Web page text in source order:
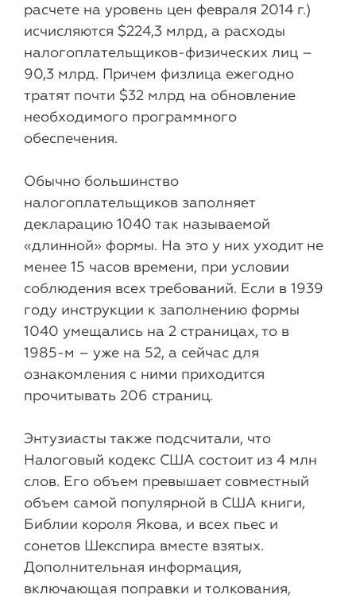
расчете на уровень цен февраля 2014 г.)
исчисляются $224,3 млрд, а расходы
налогоплательщиков-физических лиц –
90,3 млрд. Причем физлица ежегодно
тратят почти $32 млрд на обновление
необходимого программного
обеспечения.
Обычно большинство
налогоплательщиков заполняет
декларацию 1040 так называемой
«длинной» формы. На это у них уходит не
менее 15 часов времени, при условии
соблюдения всех требований. Если в 1939
году инструкции к заполнению формы
1040 умещались на 2 страницах, то в
1985-м – уже на 52, а сейчас для
ознакомления с ними приходится
прочитывать 206 страниц.
Энтузиасты также подсчитали, что
Налоговый кодекс США состоит из 4 млн
слов. Его объем превышает совместный
объем самой популярной в США книги,
Библии короля Якова, и всех пьес и
сонетов Шекспира вместе взятых.
Дополнительная информация,
включающая поправки и толкования,